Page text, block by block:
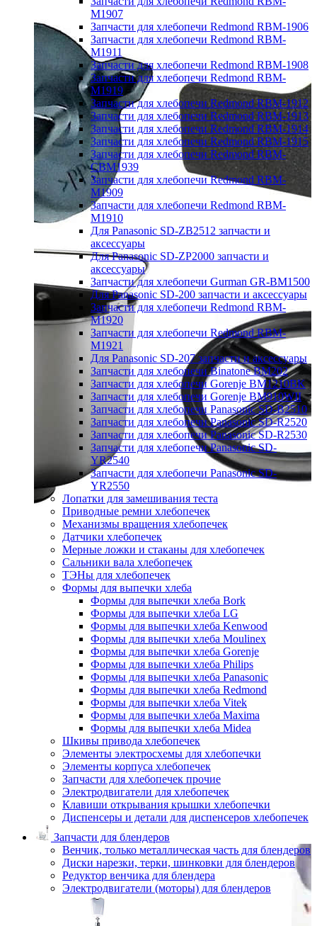
M1907
Запчасти для хлебопечи Redmond RBM-1906
Запчасти для хлебопечи Redmond RBM-
M1911
Запчасти для хлебопечи Redmond RBM-1908
Запчасти для хлебопечи Redmond RBM-
M1919
Запчасти для хлебопечи Redmond RBM-1912
Запчасти для хлебопечи Redmond RBM-1913
Запчасти для хлебопечи Redmond RBM-1914
Запчасти для хлебопечи Redmond RBM-1915
Запчасти для хлебопечи Redmond RBM-
CBM1939
Запчасти для хлебопечи Redmond RBM-
M1909
Запчасти для хлебопечи Redmond RBM-
M1910
Для Panasonic SD-ZB2512 запчасти и
аксессуары
Для Panasonic SD-ZP2000 запчасти и
аксессуары
Запчасти для хлебопечи Gurman GR-BM1500
Для Panasonic SD-200 запчасти и аксессуары
Запчасти для хлебопечи Redmond RBM-
M1920
Запчасти для хлебопечи Redmond RBM-
M1921
Для Panasonic SD-207 запчасти и аксессуары
Запчасти для хлебопечи Binatone BM202
Запчасти для хлебопечи Gorenje BM1210BK
Запчасти для хлебопечи Gorenje BM910WII
Запчасти для хлебопечи Panasonic SD-B2510
Запчасти для хлебопечи Panasonic SD-R2520
Запчасти для хлебопечи Panasonic SD-R2530
Запчасти для хлебопечи Panasonic SD-
YR2540
Запчасти для хлебопечи Panasonic SD-
YR2550
Лопатки для замешивания теста
Приводные ремни хлебопечек
Механизмы вращения хлебопечек
Датчики хлебопечек
Мерные ложки и стаканы для хлебопечек
Сальники вала хлебопечек
ТЭНы для хлебопечек
Формы для выпечки хлеба
Формы для выпечки хлеба Bork
Формы для выпечки хлеба LG
Формы для выпечки хлеба Kenwood
Формы для выпечки хлеба Moulinex
Формы для выпечки хлеба Gorenje
Формы для выпечки хлеба Philips
Формы для выпечки хлеба Panasonic
Формы для выпечки хлеба Redmond
Формы для выпечки хлеба Vitek
Формы для выпечки хлеба Maxima
Формы для выпечки хлеба Midea
Шкивы привода хлебопечек
Элементы электросхемы для хлебопечки
Элементы корпуса хлебопечек
Запчасти для хлебопечек прочие
Электродвигатели для хлебопечек
Клавиши открывания крышки хлебопечки
Диспенсеры и детали для диспенсеров хлебопечек
Запчасти для блендеров
Венчик, только металлическая часть для блендеров
Диски нарезки, терки, шинковки для блендеров
Редуктор венчика для блендера
Электродвигатели (моторы) для блендеров